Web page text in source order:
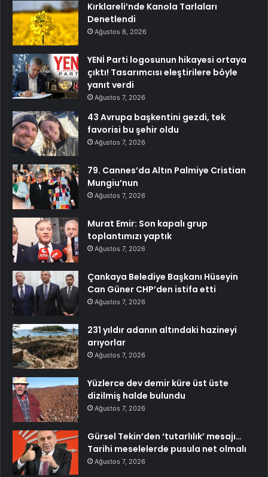
Kırklareli’nde Kanola Tarlaları
Denetlendi
Ağustos 8, 2026
YENİ Parti logosunun hikayesi ortaya
çıktı! Tasarımcısı eleştirilere böyle
yanıt verdi
Ağustos 7, 2026
43 Avrupa başkentini gezdi, tek
favorisi bu şehir oldu
Ağustos 7, 2026
79. Cannes’da Altın Palmiye Cristian
Mungiu’nun
Ağustos 7, 2026
Murat Emir: Son kapalı grup
toplantımızı yaptık
Ağustos 7, 2026
Çankaya Belediye Başkanı Hüseyin
Can Güner CHP’den istifa etti
Ağustos 7, 2026
231 yıldır adanın altındaki hazineyi
arıyorlar
Ağustos 7, 2026
Yüzlerce dev demir küre üst üste
dizilmiş halde bulundu
Ağustos 7, 2026
Gürsel Tekin’den ‘tutarlılık’ mesajı…
Tarihi meselelerde pusula net olmalı
Ağustos 7, 2026